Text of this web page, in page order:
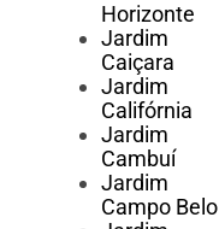
Horizonte
Jardim
Caiçara
Jardim
Califórnia
Jardim
Cambuí
Jardim
Campo Belo